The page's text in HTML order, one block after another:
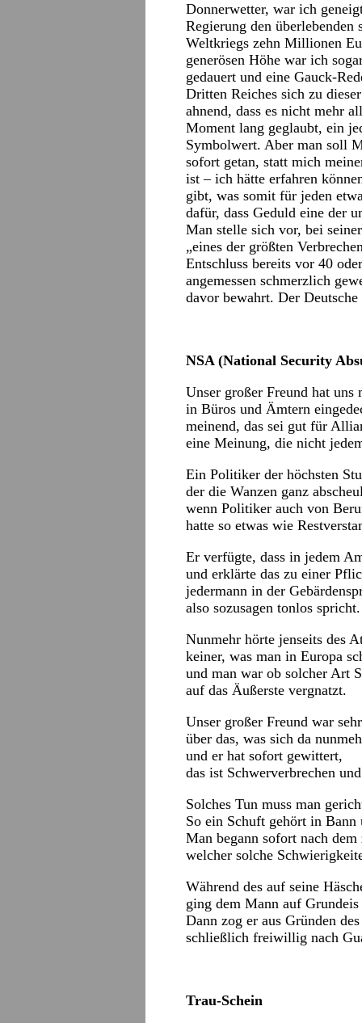
Donnerwetter, war ich
Regierung den
Weltkriegs zehn Millionen
generösen Höhe war ich
gedauert und eine Gauck-
Dritten Reiches sich zu
ahnend, dass es nicht mehr
Moment lang geglaubt, ein
Symbolwert. Aber man soll
sofort getan, statt mich
ist – ich hätte erfahren
gibt, was somit für jeden
dafür, dass Geduld eine der
Man stelle sich vor, bei
„eines der größten
Entschluss bereits vor 40
angemessen schmerzlich
davor bewahrt. Der Deutsche
NSA (National Security
Unser großer Freund hat uns
in Büros und Ämtern
meinend, das sei gut für
eine Meinung, die nicht
Ein Politiker der höchsten
der die Wanzen ganz
wenn Politiker auch von
hatte so etwas wie
Er verfügte, dass in jedem
und erklärte das zu einer
jedermann in der
also sozusagen tonlos spricht.
Nunmehr hörte jenseits des
keiner, was man in Europa
und man war ob solcher Art
auf das Äußerste vergnatzt.
Unser großer Freund war
über das, was sich da
und er hat sofort gewittert,
das ist Schwerverbrechen
Solches Tun muss man
So ein Schuft gehört in Bann
Man begann sofort nach dem
welcher solche
Während des auf seine
ging dem Mann auf
Dann zog er aus Gründen
schließlich freiwillig nach
Trau-Schein